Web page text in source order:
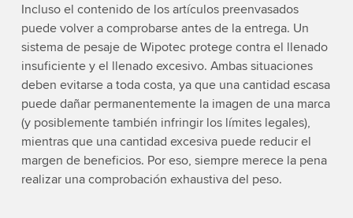
Incluso el contenido de los artículos preenvasados
puede volver a comprobarse antes de la entrega. Un
sistema de pesaje de Wipotec protege contra el llenado
insuficiente y el llenado excesivo. Ambas situaciones
deben evitarse a toda costa, ya que una cantidad escasa
puede dañar permanentemente la imagen de una marca
(y posiblemente también infringir los límites legales),
mientras que una cantidad excesiva puede reducir el
margen de beneficios. Por eso, siempre merece la pena
realizar una comprobación exhaustiva del peso.